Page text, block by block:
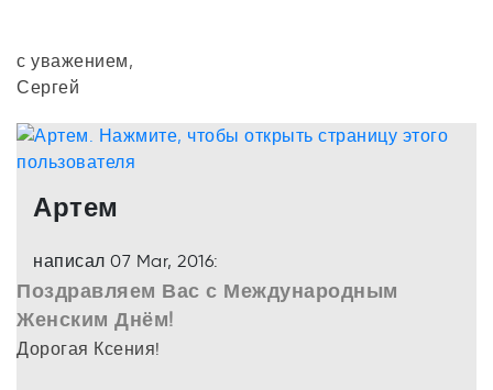
с уважением,
Сергей
Артем
написал 07 Mar, 2016:
Поздравляем Вас с Международным
Женским Днём!
Дорогая Ксения!